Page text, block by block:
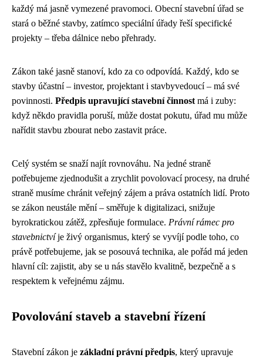
každý má jasně vymezené pravomoci. Obecní stavební úřad se
stará o běžné stavby, zatímco speciální úřady řeší specifické
projekty – třeba dálnice nebo přehrady.
Zákon také jasně stanoví, kdo za co odpovídá. Každý, kdo se
stavby účastní – investor, projektant i stavbyvedoucí – má své
povinnosti. Předpis upravující stavební činnost má i zuby:
když někdo pravidla poruší, může dostat pokutu, úřad mu může
nařídit stavbu zbourat nebo zastavit práce.
Celý systém se snaží najít rovnováhu. Na jedné straně
potřebujeme zjednodušit a zrychlit povolovací procesy, na druhé
straně musíme chránit veřejný zájem a práva ostatních lidí. Proto
se zákon neustále mění – směřuje k digitalizaci, snižuje
byrokratickou zátěž, zpřesňuje formulace. Právní rámec pro
stavebnictvíje živý organismus, který se vyvíjí podle toho, co
právě potřebujeme, jak se posouvá technika, ale pořád má jeden
hlavní cíl: zajistit, aby se u nás stavělo kvalitně, bezpečně a s
respektem k veřejnému zájmu.
Povolování staveb a stavební řízení
Stavební zákon je základní právní předpis, který upravuje